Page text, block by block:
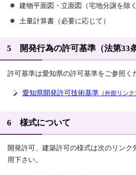
建物平面図・立面図（宅地分譲を除く
土量計算書（必要に応じて）
5 開発行為の許可基準（法第33条
許可基準は愛知県の許可基準をご参照く
愛知県開発許可技術基準 （外部リンク
6 様式について
開発許可、建築許可の様式は次のリンク
用下さい。